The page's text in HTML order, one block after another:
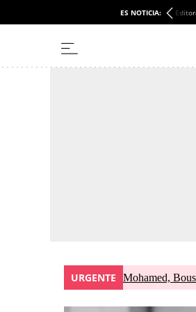
ES NOTICIA:
URGENTE Mohamed,